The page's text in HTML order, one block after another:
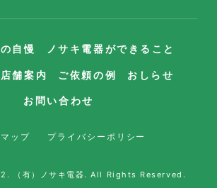
自慢 ノサキ電器ができること
店舗案内 ご依頼の例 おしらせ
お問い合わせ
ップ プライバシーポリシー
（有）ノサキ電器. All Rights Reserved.